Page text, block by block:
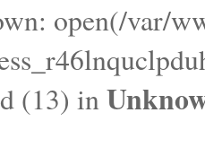
open(/var/
(13) in